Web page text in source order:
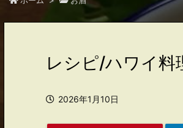
レシピ/ハワイ料
2026年1月10日